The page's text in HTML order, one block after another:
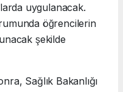
uygulanacak.
öğrencilerin
şekilde
Sağlık Bakanlığı